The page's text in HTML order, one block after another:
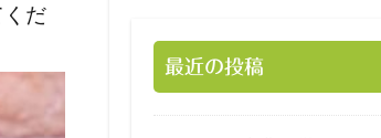
だ
最近の投稿